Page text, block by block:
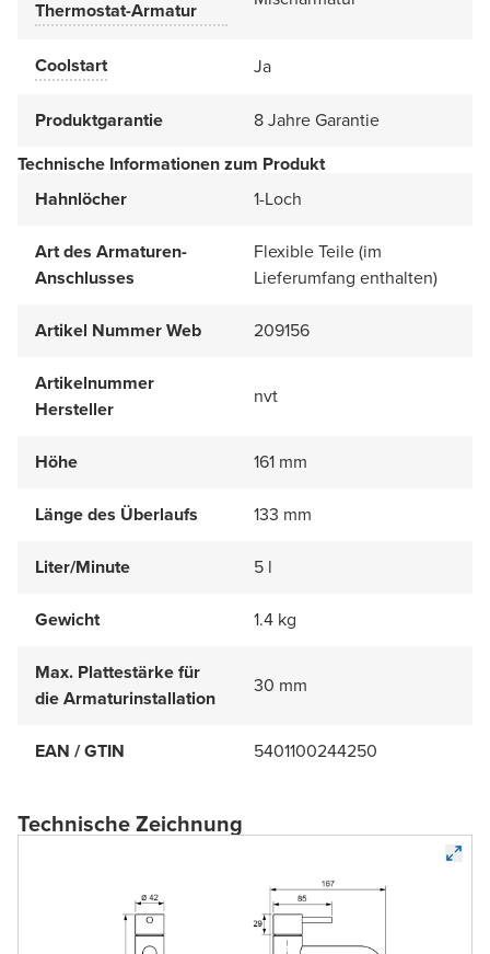
Thermostat-Armatur
Coolstart Ja
Produktgarantie
8 Jahre Garantie
Technische Informationen zum Produkt
Hahnlöcher
1-Loch
Art des Armaturen-
Anschlusses
Flexible Teile (im
Lieferumfang enthalten)
Artikel Nummer Web 209156
Artikelnummer
Hersteller
nvt
Höhe 161 mm
Länge des Überlaufs 133 mm
Liter/Minute 5 l
Gewicht 1.4 kg
Max. Plattestärke für
die Armaturinstallation
30 mm
EAN / GTIN 5401100244250
Technische Zeichnung